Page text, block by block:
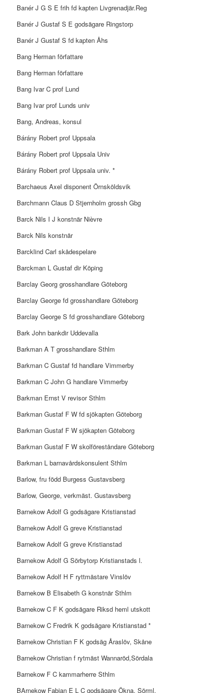
Banér J G S E frih fd kapten Livgrenadjär.Reg
Banér J Gustaf S E godsägare Ringstorp
Banér J Gustaf S fd kapten Åhs
Bang Herman författare
Bang Herman författare
Bang Ivar C prof Lund
Bang Ivar prof Lunds univ
Bang, Andreas, konsul
Bárány Robert prof Uppsala
Bárány Robert prof Uppsala Univ
Bárány Robert prof Uppsala univ. *
Barchaeus Axel disponent Örnsköldsvik
Barchmann Claus D Stjernholm grossh Gbg
Barck Nils I J konstnär Nièvre
Barck Nils konstnär
Barcklind Carl skådespelare
Barckman L Gustaf dir Köping
Barclay Georg grosshandlare Göteborg
Barclay George fd grosshandlare Göteborg
Barclay George S fd grosshandlare Göteborg
Bark John bankdir Uddevalla
Barkman A T grosshandlare Sthlm
Barkman C Gustaf fd handlare Vimmerby
Barkman C John G handlare Vimmerby
Barkman Ernst V revisor Sthlm
Barkman Gustaf F W fd sjökapten Göteborg
Barkman Gustaf F W sjökapten Göteborg
Barkman Gustaf F W skolföreståndare Göteborg
Barkman L barnavårdskonsulent Sthlm
Barlow, fru född Burgess Gustavsberg
Barlow, George, verkmäst. Gustavsberg
Barnekow Adolf G godsägare Kristianstad
Barnekow Adolf G greve Kristianstad
Barnekow Adolf G greve Kristianstad
Barnekow Adolf G Sörbytorp Kristianstads l.
Barnekow Adolf H F ryttmästare Vinslöv
Barnekow B Elisabeth G konstnär Sthlm
Barnekow C F K godsägare Riksd heml utskott
Barnekow C Fredrik K godsägare Kristianstad *
Barnekow Christian F K godsäg Åraslöv, Skåne
Barnekow Christian f rytmäst Wannaröd,Sördala
Barnekow F C kammarherre Sthlm
BArnekow Fabian E L C godsägare Ökna, Sörml.